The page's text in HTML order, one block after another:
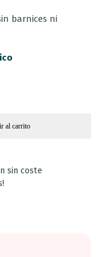
barnices ni
al carrito
sin coste